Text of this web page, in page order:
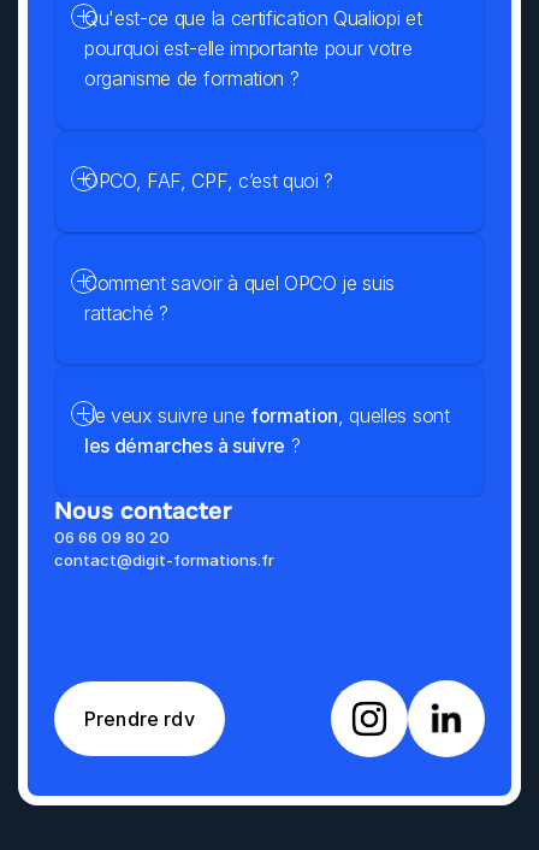
Nous contacter
06 66 09 80 20
contact@digit-formations.fr
Qu'est-ce que la certification Qualiopi et
pourquoi est-elle importante pour votre
organisme de formation ?
Comment savoir à quel OPCO je suis
rattaché ?
Je veux suivre une formation
, quelles sont
les démarches à suivre ?
OPCO, FAF, CPF, c’est quoi ?
Prendre rdv